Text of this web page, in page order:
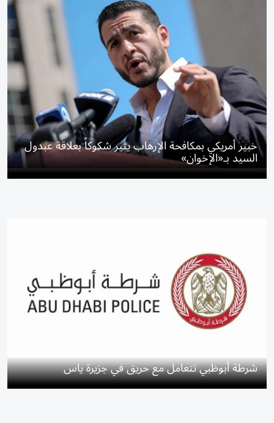
خبير أمريكي بمكافحة الإرهاب يثير شكوكاً بعلاقة عبدول
السيد بـ«الإخوان»
شرطة أبوظبي تتعامل مع حريق في جزيرة ياس